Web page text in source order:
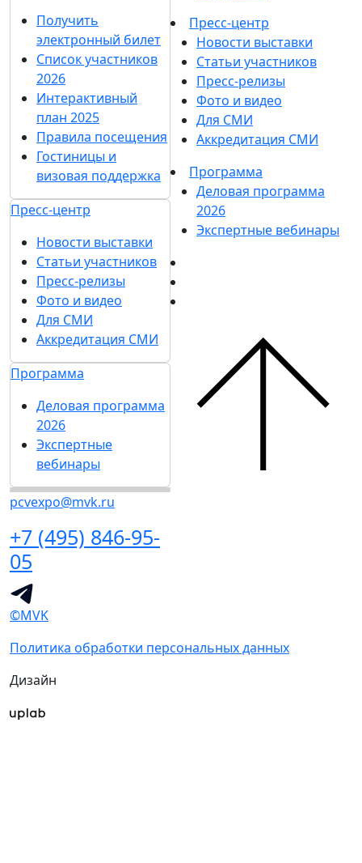
Получить
электронный билет
Список участников
2026
Интерактивный
план 2025
Правила посещения
Гостиницы и
визовая поддержка
Пресс-центр
Новости выставки
Статьи участников
Пресс-релизы
Фото и видео
Для СМИ
Аккредитация СМИ
Программа
Деловая программа
2026
Экспертные
вебинары
pcvexpo@mvk.ru
+7 (495) 846-95-
05
Пресс-центр
Новости выставки
Статьи участников
Пресс-релизы
Фото и видео
Для СМИ
Аккредитация СМИ
Программа
Деловая программа
2026
Экспертные вебинары
©MVK
Политика обработки персональных данных
Дизайн